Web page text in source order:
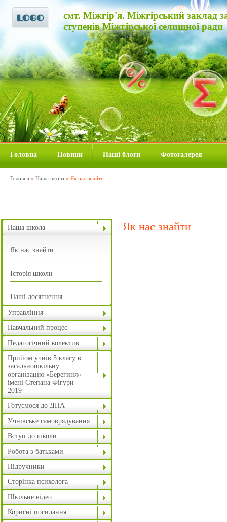
смт. Міжгір'я. Міжгірський заклад
ступенів Міжгірської селищної ради
Головна Новини Наші блоги Фотогалерея
Головна » Наша школа » Як нас знайти
Наша школа
Як нас знайти
Історія школи
Наші досягнення
Управління
Навчальний процес
Педагогічний колектив
Прийом учнів 5 класу в
загальношкільну
організацію «Берегиня»
імені Степана Фігури
2019
Готуємося до ДПА
Учнівське самоврядування
Вступ до школи
Робота з батьками
Підручники
Сторінка психолога
Шкільне відео
Корисні посилання
Як нас знайти